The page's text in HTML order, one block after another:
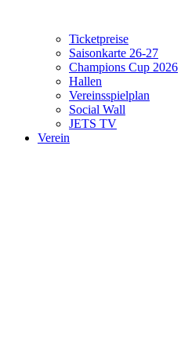
Ticketpreise
Saisonkarte 26-27
Champions Cup 2026
Hallen
Vereinsspielplan
Social Wall
JETS TV
Verein